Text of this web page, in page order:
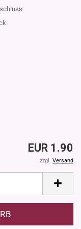
EUR 1.90
zzgl. Versand